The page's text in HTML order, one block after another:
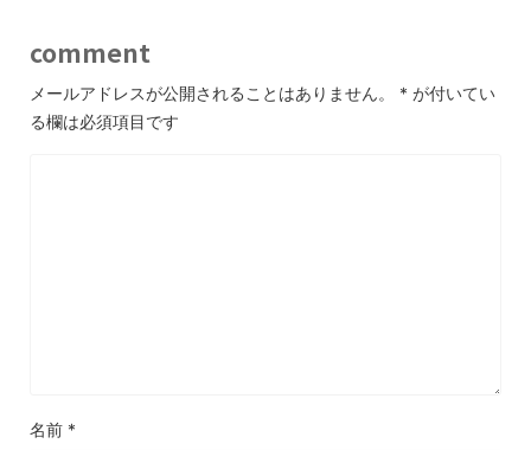
comment
メールアドレスが公開されることはありません。 * が付いてい
る欄は必須項目です
名前 *